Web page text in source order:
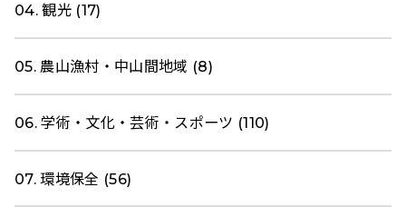
04. 観光 (17)
05. 農山漁村・中山間地域 (8)
06. 学術・文化・芸術・スポーツ (110)
07. 環境保全 (56)